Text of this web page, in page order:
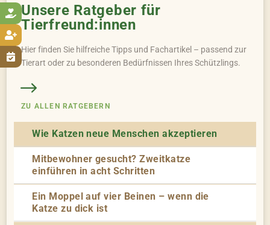



Unsere Ratgeber für
Tierfreund:innen
Hier finden Sie hilfreiche Tipps und Fachartikel – passend zur
Tierart oder zu besonderen Bedürfnissen Ihres Schützlings.
ZU ALLEN RATGEBERN
Wie Katzen neue Menschen akzeptieren
Mitbewohner gesucht? Zweitkatze
einführen in acht Schritten
Ein Moppel auf vier Beinen – wenn die
Katze zu dick ist